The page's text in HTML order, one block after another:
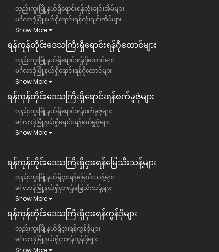
လှည်းကူးမြို့နယ်ရှိရောင်းရန်လုံးချင်းအိမ်များ
မင်္ဂလာဒုံမြို့နယ်ရှိရောင်းရန်လုံးချင်းအိမ်များ
Show More
ရန်ကုန်တိုင်းဒေသကြီး​ရှိရောင်းရန်ဂိုထောင်များ
လှည်းကူးမြို့နယ်ရှိရောင်းရန်ဂိုထောင်များ
မင်္ဂလာဒုံမြို့နယ်ရှိရောင်းရန်ဂိုထောင်များ
Show More
ရန်ကုန်တိုင်းဒေသကြီး​ရှိရောင်းရန်စက်မှုဇုံများ
လှည်းကူးမြို့နယ်ရှိရောင်းရန်စက်မှုဇုံများ
မင်္ဂလာဒုံမြို့နယ်ရှိရောင်းရန်စက်မှုဇုံများ
Show More
ရန်ကုန်တိုင်းဒေသကြီး​​ရှိငှားရန်မြေသီးသန့်များ
လှည်းကူးမြို့နယ်ရှိငှားရန်မြေသီးသန့်များ
မင်္ဂလာဒုံမြို့နယ်ရှိငှားရန်မြေသီးသန့်များ
Show More
ရန်ကုန်တိုင်းဒေသကြီး​​ရှိငှားရန်ကွန်ဒိုများ
လှည်းကူးမြို့နယ်ရှိငှားရန်ကွန်ဒိုများ
မင်္ဂလာဒုံမြို့နယ်ရှိငှားရန်ကွန်ဒိုများ
Show More